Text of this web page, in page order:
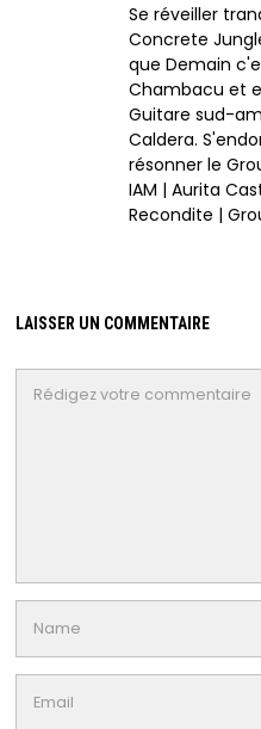
Se réveiller
Concrete
que Demain
Chambacu et
Guitare sud-
Caldera.
résonner le
IAM | Aurita
Recondite |
LAISSER UN COMMENTAIRE